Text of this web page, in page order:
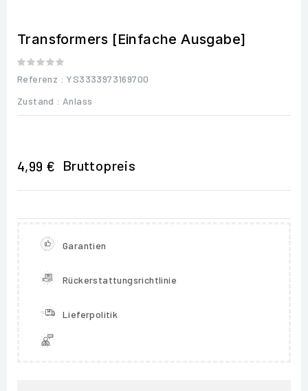
Transformers [Einfache Ausgabe]
Referenz : YS3333973169700
Zustand : Anlass
4,99 € Bruttopreis
Garantien
Rückerstattungsrichtlinie
Lieferpolitik